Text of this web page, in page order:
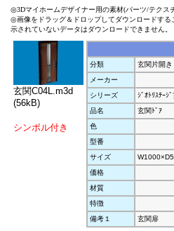
◎3Dマイホームデザイナー用の素材(パーツ/テクス
◎画像をドラッグ＆ドロップしてダウンロードす
示されていないデータはダウンロードできません。
玄関C04L.m3d
(56kB)
シンボル付き
分類
玄関片開き
メーカー
シリーズ
ｼﾞｵﾄﾘｽﾃｰｼ
品名
玄関ﾄﾞｱ
色
型番
サイズ
価格
材質
特徴
備考１
玄関扉